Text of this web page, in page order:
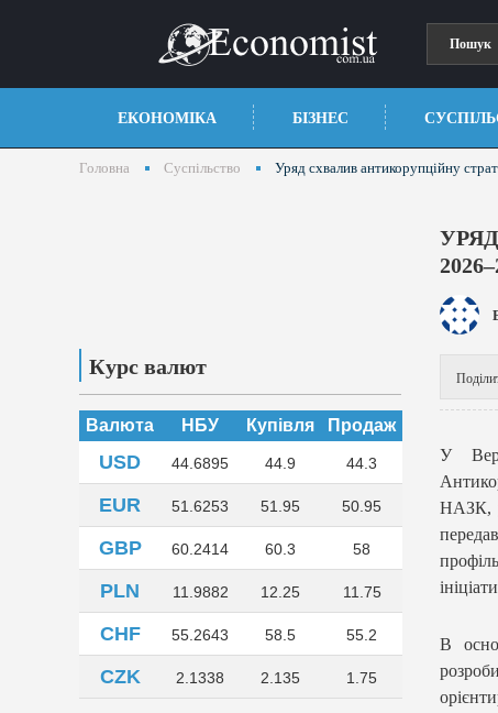
ЕКОНОМІКА БІЗНЕС
Головна Суспільство Уряд схвалив антикорупційну
Курс валют
Валюта НБУ Купівля Продаж
USD 44.6895 44.9 44.3
EUR 51.6253 51.95 50.95
GBP 60.2414 60.3 58
PLN 11.9882 12.25 11.75
CHF 55.2643 58.5 55.2
CZK 2.1338 2.135 1.75
У
НАЗК,
В